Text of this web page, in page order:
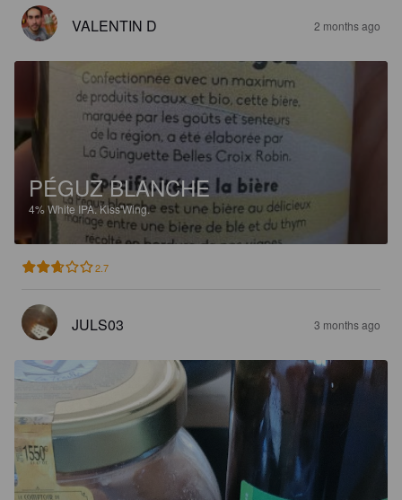
VALENTIN D 2 months ago
PÉGUZ BLANCHE
4%White IPA.Kiss'Wing.
2.7
JULS03 3 months ago